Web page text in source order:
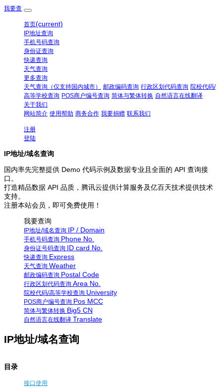
我要查
首页(current)
IP地址查询
手机号码查询
身份证查询
快递查询
天气查询
更多查询
天气查询（仅支持国内城市）
邮政编码查询 行政区划代码查询 院校代码/
高等学校查询 POS商户编号查询 简体与繁体转换 自然语言在线翻译
关于我们
网站简介 使用帮助 商务合作 我要捐赠 联系我们
注册
登陆
IP地址/域名查询
国内率先完整提供 Demo 代码示例及数据专业且全面的 API 查询接
口。
打造精品数据 API 品质，腾讯云提供计算服务及亿百天技术提供技术
支持。
注册本站会员，即可免费使用！
我要查询
IP地址/域名查询 IP / Domain
手机号码查询 Phone No.
身份证号码查询 ID card No.
快递查询 Express
天气查询 Weather
邮政编码查询 Postal Code
行政区划代码查询 Area No.
院校代码/高等学校查询 University
POS商户编号查询 Pos MCC
简体与繁体转换 Big5 CN
自然语言在线翻译 Translate
IP地址/域名查询
目录
接口使用